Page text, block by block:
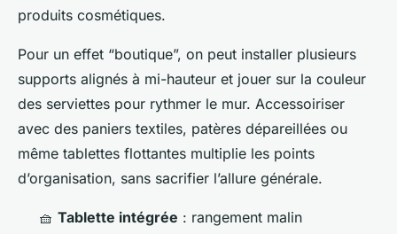
produits cosmétiques.
Pour un effet “boutique”, on peut installer plusieurs
supports alignés à mi-hauteur et jouer sur la couleur
des serviettes pour rythmer le mur. Accessoiriser
avec des paniers textiles, patères dépareillées ou
même tablettes flottantes multiplie les points
d’organisation, sans sacrifier l’allure générale.
🧺 Tablette intégrée : rangement malin